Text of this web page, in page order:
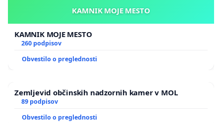
KAMNIK MOJE MESTO
KAMNIK MOJE MESTO
260 podpisov
Obvestilo o preglednosti
Zemljevid občinskih nadzornih kamer v MOL
89 podpisov
Obvestilo o preglednosti